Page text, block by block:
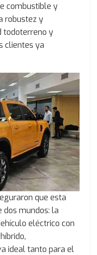
combustible y
robustez y
todoterreno y
clientes ya
que esta
dos mundos: la
eléctrico con
ideal tanto para el